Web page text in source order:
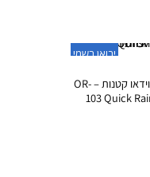
יבואן רשמי
כיסוי גשם מהיר למצלמות וידאו קטנות – OR-
103 Quick